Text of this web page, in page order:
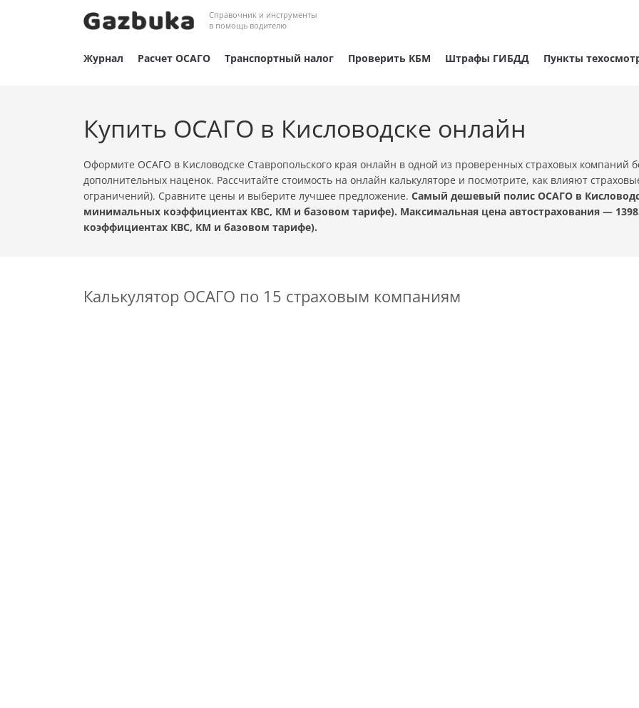
Справочник и инструменты
в помощь водителю
Журнал Расчет ОСАГО Транспортный налог Проверить КБМ Штрафы ГИБДД Пункты
Купить ОСАГО в Кисловодске онлайн
Оформите ОСАГО в Кисловодске Ставропольского края онлайн в одной из проверенных страховых
дополнительных наценок. Рассчитайте стоимость на онлайн калькуляторе и посмотрите, как влияют
ограничений). Сравните цены и выберите лучшее предложение. Самый дешевый полис ОСАГО в
минимальных коэффициентах КВС, КМ и базовом тарифе). Максимальная цена автострахования —
коэффициентах КВС, КМ и базовом тарифе).
Калькулятор ОСАГО по 15 страховым компаниям